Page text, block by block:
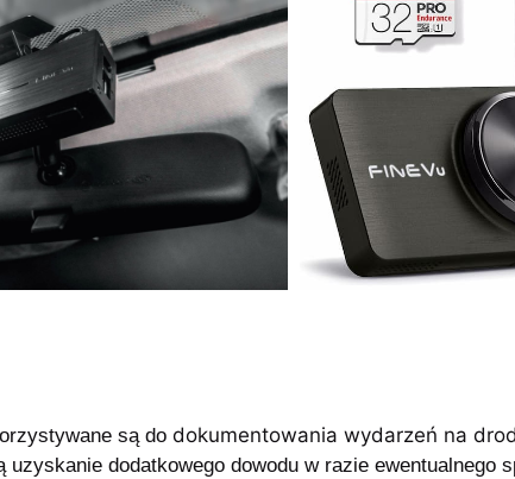
są do dokumentowania wydarzeń na
uzyskanie dodatkowego dowodu w razie ewentualnego